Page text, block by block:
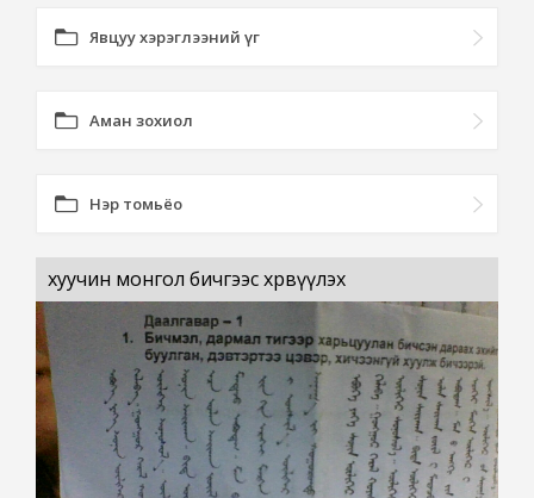
Явцуу хэрэглээний үг
Аман зохиол
Нэр томьёо
хуучин монгол бичгээс хөрвүүлэх